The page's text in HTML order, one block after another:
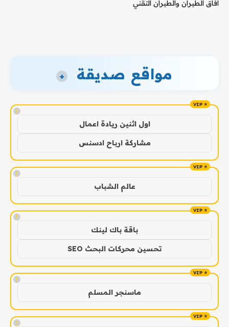
آفاق الطيران والطيران التقني
مواقع صديقة +
!
اول اثنين ريادة اعمال
مشاركة ارباح ادسنس
!
عالم الشباب
!
باقة باك لينك
تحسين محركات البحث SEO
!
ماسنجر المسلم
!